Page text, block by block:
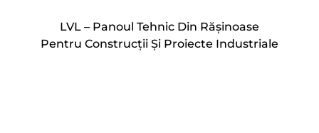
LVL – Panoul Tehnic Din Rășinoase
Pentru Construcții Și Proiecte Industriale